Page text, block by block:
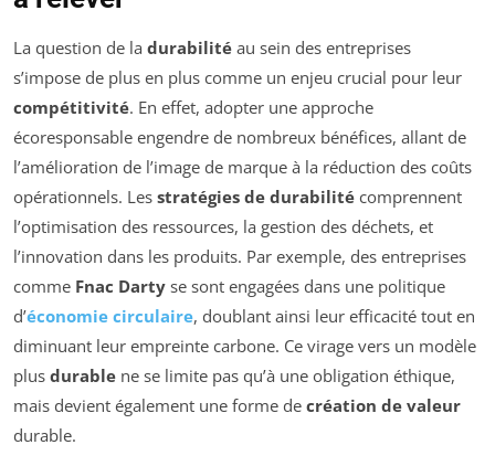
La question de la durabilité au sein des entreprises
s’impose de plus en plus comme un enjeu crucial pour leur
compétitivité. En effet, adopter une approche
écoresponsable engendre de nombreux bénéfices, allant de
l’amélioration de l’image de marque à la réduction des coûts
opérationnels. Les stratégies de durabilité comprennent
l’optimisation des ressources, la gestion des déchets, et
l’innovation dans les produits. Par exemple, des entreprises
comme Fnac Darty se sont engagées dans une politique
d’économie circulaire, doublant ainsi leur efficacité tout en
diminuant leur empreinte carbone. Ce virage vers un modèle
plus durable ne se limite pas qu’à une obligation éthique,
mais devient également une forme de création de valeur
durable.